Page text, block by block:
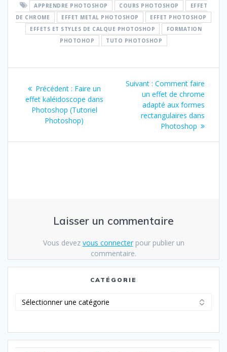
APPRENDRE PHOTOSHOP COURS PHOTOSHOP
EFFET
DE CHROME
EFFET METAL PHOTOSHOP
EFFET PHOTOSHOP
EFFETS ET STYLES DE CALQUE PHOTOSHOP
FORMATION
PHOTOHOP
TUTO PHOTOSHOP
de
l’article
Précédent : Article
précédent
:
Faire un
effet kaléidoscope dans
Photoshop (Tutoriel
Photoshop)
Suivant : Article
suivant
:
Comment faire
un effet de chrome
adapté aux formes
rectangulaires dans
Photoshop
Laisser un commentaire
Vous devez vous connecterpour publier un
commentaire.
CATÉGORIE